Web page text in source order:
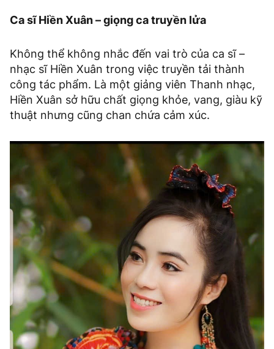
Ca sĩ Hiền Xuân – giọng ca truyền lửa
Không thể không nhắc đến vai trò của ca sĩ –
nhạc sĩ Hiền Xuân trong việc truyền tải thành
công tác phẩm. Là một giảng viên Thanh nhạc,
Hiền Xuân sở hữu chất giọng khỏe, vang, giàu kỹ
thuật nhưng cũng chan chứa cảm xúc.